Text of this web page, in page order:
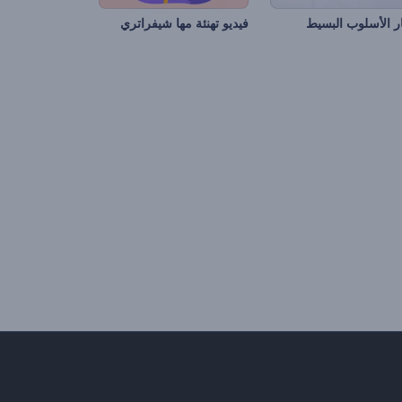
الأسلوب البسيط فيديو تهنئة مها شيفراتري